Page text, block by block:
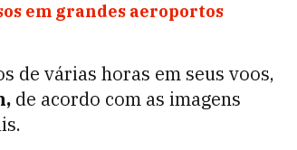
em grandes aeroportos
de várias horas em seus voos,
de acordo com as imagens